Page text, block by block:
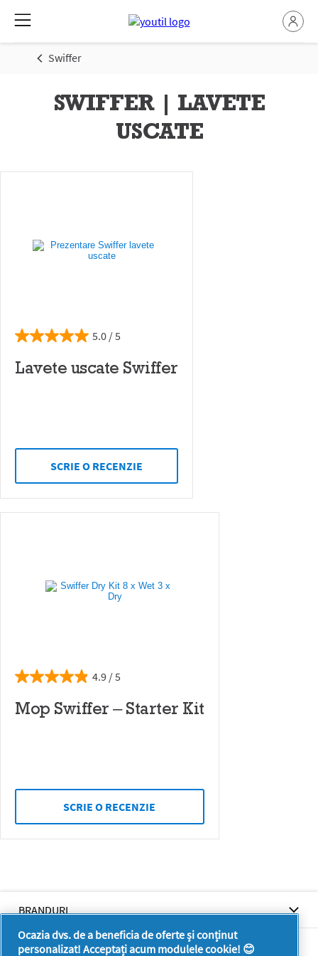
Swiffer
SWIFFER | LAVETE
USCATE
5.0
Lavete uscate Swiffer
SCRIE O RECENZIE
4.9
Mop Swiffer – Starter Kit
SCRIE O RECENZIE
BRANDURI
BRANDURI
Ocazia dvs. de a beneficia de oferte și conținut
personalizat! Acceptați acum modulele cookie! 😊